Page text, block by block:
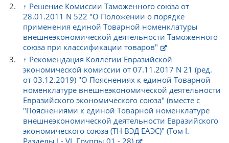
↑ Решение Комиссии Таможенного союза от
28.01.2011 N 522 "О Положении о порядке
применения единой Товарной номенклатуры
внешнеэкономической деятельности Таможенного
союза при классификации товаров"
↑ Рекомендация Коллегии Евразийской
экономической комиссии от 07.11.2017 N 21 (ред.
от 03.12.2019) "О Пояснениях к единой Товарной
номенклатуре внешнеэкономической деятельности
Евразийского экономического союза" (вместе с
"Пояснениями к единой Товарной номенклатуре
внешнеэкономической деятельности Евразийского
экономического союза (ТН ВЭД ЕАЭС)" (Том I.